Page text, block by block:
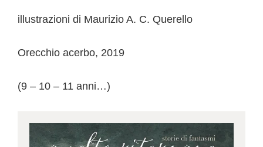
illustrazioni di Maurizio A. C. Querello
Orecchio acerbo, 2019
(9 – 10 – 11 anni…)